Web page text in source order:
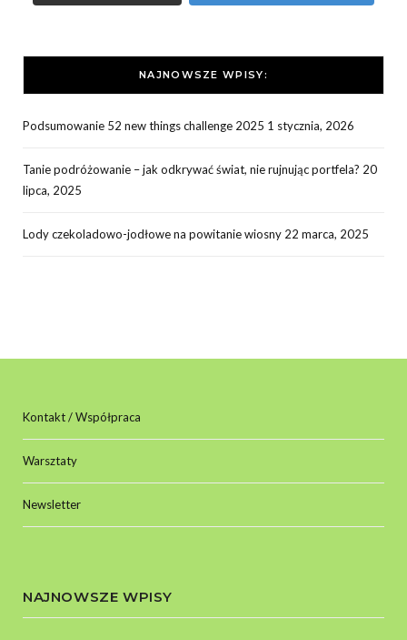
NAJNOWSZE WPISY:
Podsumowanie 52 new things challenge 2025 1 stycznia, 2026
Tanie podróżowanie – jak odkrywać świat, nie rujnując portfela? 20
lipca, 2025
Lody czekoladowo-jodłowe na powitanie wiosny 22 marca, 2025
Kontakt / Współpraca
Warsztaty
Newsletter
NAJNOWSZE WPISY